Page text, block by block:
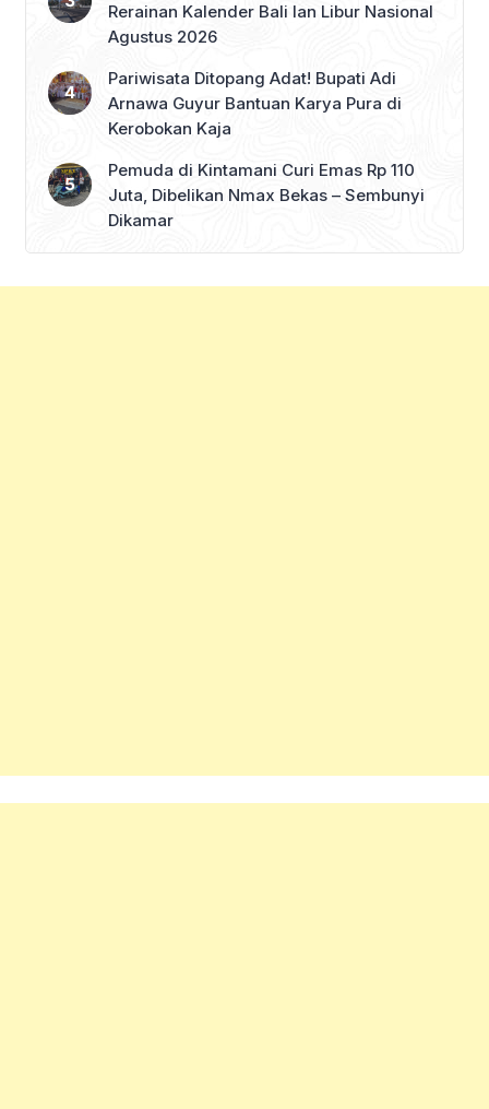
Rerainan Kalender Bali lan Libur Nasional
Agustus 2026
Pariwisata Ditopang Adat! Bupati Adi
Arnawa Guyur Bantuan Karya Pura di
Kerobokan Kaja
Pemuda di Kintamani Curi Emas Rp 110
Juta, Dibelikan Nmax Bekas – Sembunyi
Dikamar